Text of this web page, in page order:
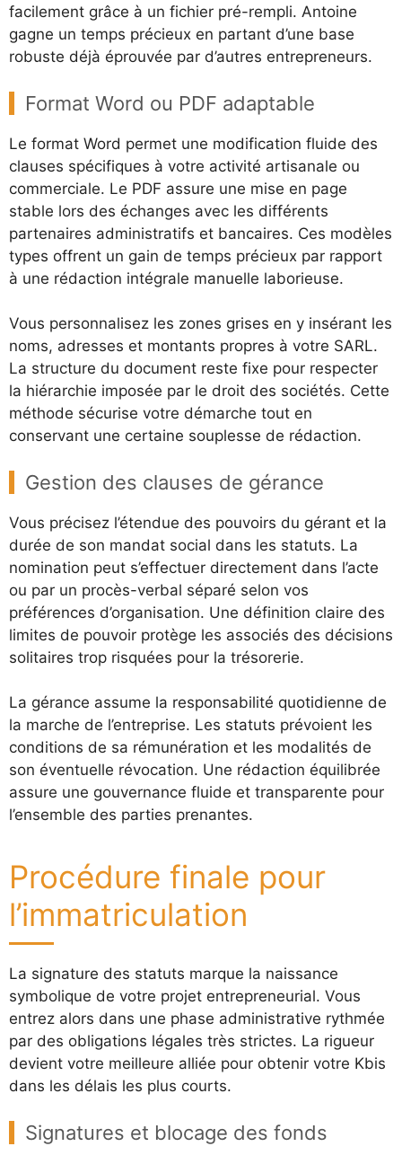
facilement grâce à un fichier pré-rempli. Antoine
gagne un temps précieux en partant d’une base
robuste déjà éprouvée par d’autres entrepreneurs.
Format Word ou PDF adaptable
Le format Word permet une modification fluide des
clauses spécifiques à votre activité artisanale ou
commerciale. Le PDF assure une mise en page
stable lors des échanges avec les différents
partenaires administratifs et bancaires. Ces modèles
types offrent un gain de temps précieux par rapport
à une rédaction intégrale manuelle laborieuse.
Vous personnalisez les zones grises en y insérant les
noms, adresses et montants propres à votre SARL.
La structure du document reste fixe pour respecter
la hiérarchie imposée par le droit des sociétés. Cette
méthode sécurise votre démarche tout en
conservant une certaine souplesse de rédaction.
Gestion des clauses de gérance
Vous précisez l’étendue des pouvoirs du gérant et la
durée de son mandat social dans les statuts. La
nomination peut s’effectuer directement dans l’acte
ou par un procès-verbal séparé selon vos
préférences d’organisation. Une définition claire des
limites de pouvoir protège les associés des décisions
solitaires trop risquées pour la trésorerie.
La gérance assume la responsabilité quotidienne de
la marche de l’entreprise. Les statuts prévoient les
conditions de sa rémunération et les modalités de
son éventuelle révocation. Une rédaction équilibrée
assure une gouvernance fluide et transparente pour
l’ensemble des parties prenantes.
Procédure finale pour
l’immatriculation
La signature des statuts marque la naissance
symbolique de votre projet entrepreneurial. Vous
entrez alors dans une phase administrative rythmée
par des obligations légales très strictes. La rigueur
devient votre meilleure alliée pour obtenir votre Kbis
dans les délais les plus courts.
Signatures et blocage des fonds